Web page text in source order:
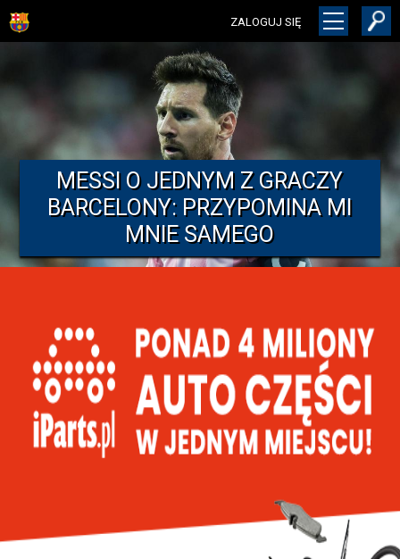
ZALOGUJ SIĘ
MESSI O JEDNYM Z GRACZY
BARCELONY: PRZYPOMINA MI
MNIE SAMEGO